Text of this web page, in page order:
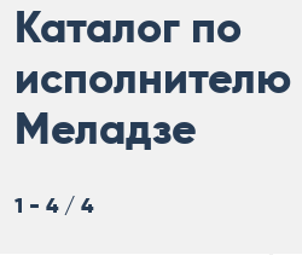
Каталог по
Меладзе
1 - 4 / 4